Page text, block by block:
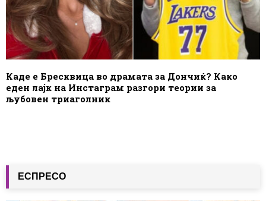
Каде е Бресквица во драмата за Дончиќ? Како
еден лајк на Инстаграм разгори теории за
љубовен триаголник
ЕСПРЕСО